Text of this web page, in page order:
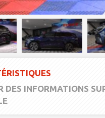
DES INFORMATIONS